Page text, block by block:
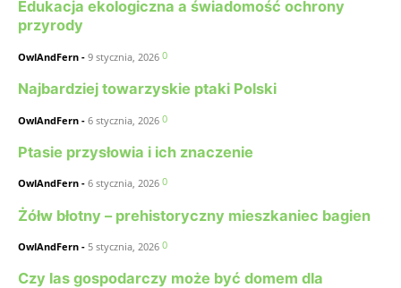
Edukacja ekologiczna a świadomość ochrony
przyrody
OwlAndFern - 9 stycznia, 2026 0
Najbardziej towarzyskie ptaki Polski
OwlAndFern - 6 stycznia, 2026 0
Ptasie przysłowia i ich znaczenie
OwlAndFern - 6 stycznia, 2026 0
Żółw błotny – prehistoryczny mieszkaniec bagien
OwlAndFern - 5 stycznia, 2026 0
Czy las gospodarczy może być domem dla